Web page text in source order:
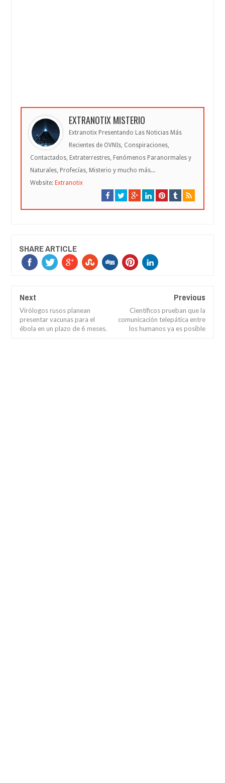
EXTRANOTIX MISTERIO
Extranotix Presentando Las Noticias Más
Recientes de OVNIs, Conspiraciones,
Contactados, Extraterrestres, Fenómenos Paranormales y
Naturales, Profecías, Misterio y mucho más...
Website: Extranotix
SHARE ARTICLE
Next
Virólogos rusos planean
presentar vacunas para el
ébola en un plazo de 6 meses.
Previous
Científicos prueban que la
comunicación telepática entre
los humanos ya es posible